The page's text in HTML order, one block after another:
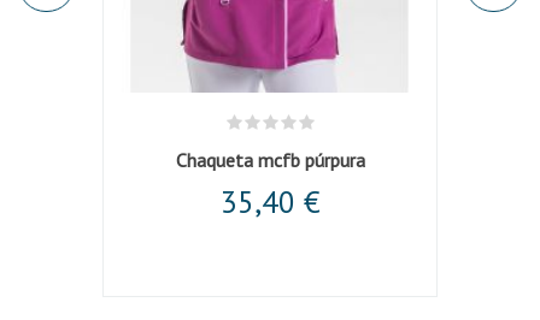
Chaqueta mcfb púrpura
35,40 €